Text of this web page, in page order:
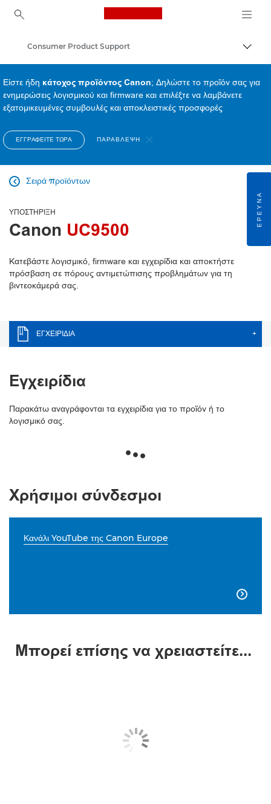
Canon Logo, back to
Consumer Product Support
Είστε ήδη κάτοχος προϊόντος Canon; Δηλώστε το προϊόν σας για
ενημερώσεις λογισμικού και firmware και επιλέξτε να λαμβάνετε
εξατομικευμένες συμβουλές και αποκλειστικές προσφορές
ΕΓΓΡΑΦΕΊΤΕ ΤΏΡΑ ΠΑΡΆΒΛΕΨΗ
Σειρά προϊόντων

ΥΠΟΣΤΉΡΙΞΗ
Canon UC9500
Κατεβάστε λογισμικό, firmware και εγχειρίδια και αποκτήστε
πρόσβαση σε πόρους αντιμετώπισης προβλημάτων για τη
βιντεοκάμερά σας.
ΕΓΧΕΙΡΊΔΙΑ +
Εγχειρίδια
Παρακάτω αναγράφονται τα εγχειρίδια για το προϊόν ή το
λογισμικό σας.
Χρήσιμοι σύνδεσμοι
Κανάλι YouTube της Canon Europe

Μπορεί επίσης να χρειαστείτε...
ΈΡΕΥΝΑ